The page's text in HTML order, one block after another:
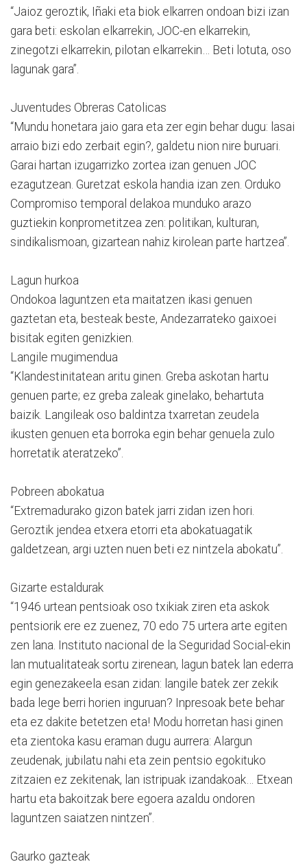
“Jaioz geroztik, Iñaki eta biok elkarren ondoan bizi izan
gara beti: eskolan elkarrekin, JOC-en elkarrekin,
zinegotzi elkarrekin, pilotan elkarrekin… Beti lotuta, oso
lagunak gara”.
Juventudes Obreras Catolicas
“Mundu honetara jaio gara eta zer egin behar dugu: lasai
arraio bizi edo zerbait egin?, galdetu nion nire buruari.
Garai hartan izugarrizko zortea izan genuen JOC
ezagutzean. Guretzat eskola handia izan zen. Orduko
Compromiso temporal delakoa munduko arazo
guztiekin konprometitzea zen: politikan, kulturan,
sindikalismoan, gizartean nahiz kirolean parte hartzea”.
Lagun hurkoa
Ondokoa laguntzen eta maitatzen ikasi genuen
gaztetan eta, besteak beste, Andezarrateko gaixoei
bisitak egiten genizkien.
Langile mugimendua
“Klandestinitatean aritu ginen. Greba askotan hartu
genuen parte; ez greba zaleak ginelako, behartuta
baizik. Langileak oso baldintza txarretan zeudela
ikusten genuen eta borroka egin behar genuela zulo
horretatik ateratzeko”.
Pobreen abokatua
“Extremadurako gizon batek jarri zidan izen hori.
Geroztik jendea etxera etorri eta abokatuagatik
galdetzean, argi uzten nuen beti ez nintzela abokatu”.
Gizarte estaldurak
“1946 urtean pentsioak oso txikiak ziren eta askok
pentsiorik ere ez zuenez, 70 edo 75 urtera arte egiten
zen lana. Instituto nacional de la Seguridad Social-ekin
lan mutualitateak sortu zirenean, lagun batek lan ederra
egin genezakeela esan zidan: langile batek zer zekik
bada lege berri horien inguruan? Inpresoak bete behar
eta ez dakite betetzen eta! Modu horretan hasi ginen
eta zientoka kasu eraman dugu aurrera: Alargun
zeudenak, jubilatu nahi eta zein pentsio egokituko
zitzaien ez zekitenak, lan istripuak izandakoak… Etxean
hartu eta bakoitzak bere egoera azaldu ondoren
laguntzen saiatzen nintzen”.
Gaurko gazteak